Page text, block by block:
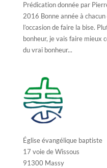
Prédication donnée par
2016 Bonne année à chacun
l’occasion de faire la bise.
bonheur, je vais faire mieux
du vrai bonheur...
Église évangélique baptiste
17 voie de Wissous
91300 Massy